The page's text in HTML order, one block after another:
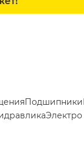
Подшипники